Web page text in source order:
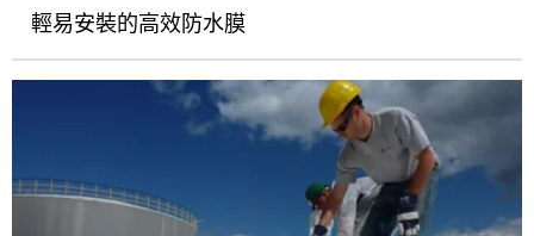
輕易安裝的高效防水膜